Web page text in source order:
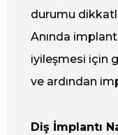
durumu
Anında
iyileşmesi için
ve ardından
Diş İmplantı